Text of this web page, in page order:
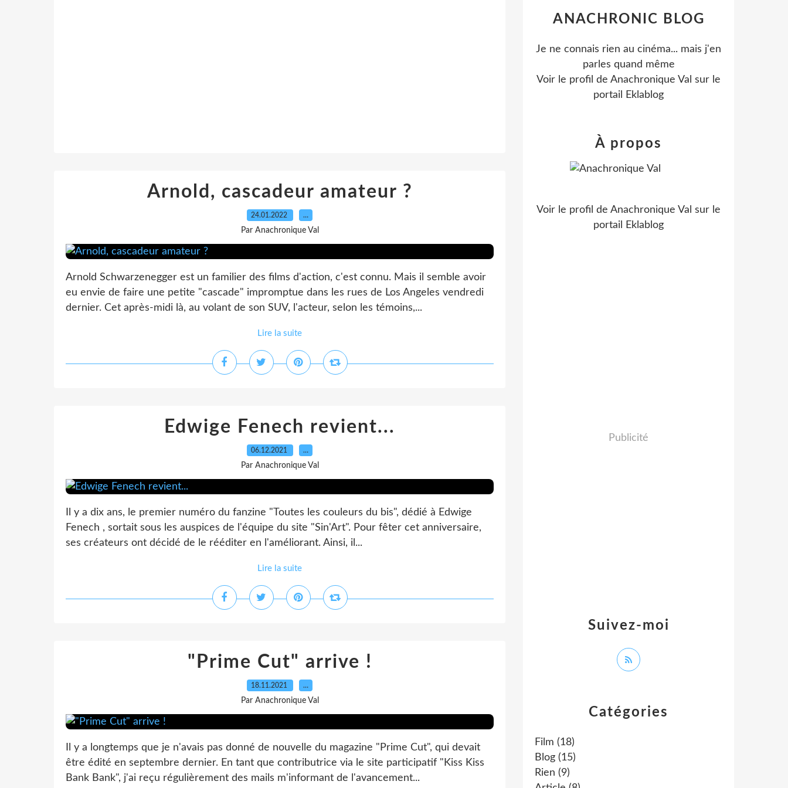
Arnold, cascadeur amateur ?
24.01.2022 …
Par Anachronique Val
Arnold Schwarzenegger est un familier des films d'action, c'est connu. Mais il semble avoir
eu envie de faire une petite "cascade" impromptue dans les rues de Los Angeles vendredi
dernier. Cet après-midi là, au volant de son SUV, l'acteur, selon les témoins,...
Lire la suite
Edwige Fenech revient...
06.12.2021 …
Par Anachronique Val
Il y a dix ans, le premier numéro du fanzine "Toutes les couleurs du bis", dédié à Edwige
Fenech , sortait sous les auspices de l'équipe du site "Sin'Art". Pour fêter cet anniversaire,
ses créateurs ont décidé de le rééditer en l'améliorant. Ainsi, il...
Lire la suite
"Prime Cut" arrive !
18.11.2021 …
Par Anachronique Val
Il y a longtemps que je n'avais pas donné de nouvelle du magazine "Prime Cut", qui devait
être édité en septembre dernier. En tant que contributrice via le site participatif "Kiss Kiss
Bank Bank", j'ai reçu régulièrement des mails m'informant de l'avancement...
Catégories
Film (18)
Blog (15)
Rien (9)
ANACHRONIC BLOG
Je ne connais rien au cinéma... mais j'en
parles quand même
Voir le profil de Anachronique Val sur le
portail Eklablog
Suivez-moi
À propos
Voir le profil de Anachronique Val sur le
portail Eklablog
Publicité